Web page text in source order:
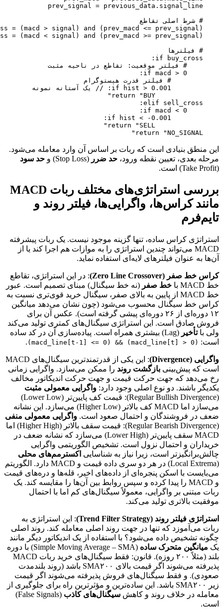
این منطق بنیادی است که ربات بر اساس آن وارد معامله می‌شود.
مرحله بعدی، تعیین نقطه ورود، حد ضرر (Stop Loss) و
حد سود
(Take Profit) است.
بررسی استراتژی‌های مختلف ربات MACD
مانند کراس‌ها، واگرایی‌ها، فیلتر روند و
تایم‌فرم
استراتژی کراس ساده، تنها گزینه موجود نیست. یک ربات پیشرفته
MACD می‌تواند چندین استراتژی را به موازات هم اجرا کند یا از
آن‌ها به عنوان فیلترهای لایه‌ای استفاده نماید.
کراس خط صفر (Zero Line Crossover)
: در این استراتژی، تقاطع
خط MACD با
خط صفر (نه خط سیگنال) مبنای تصمیم است. عبور
خط MACD از پایین به بالای صفر، سیگنال خرید قوی‌تری نسبت به
کراس خط سیگنال محسوب می‌شود (چون نشان می‌دهد میانگین
۱۲ دوره‌ای از ۲۶ دوره‌ای پیشی گرفته است). عکس آن برای
فروش صادق است. این استراتژی سیگنال‌های کمتری تولید می‌کند
ولی باتأخیر
(Lag) بیشتری همراه است. پیاده‌سازی آن در کد ساده
است: (macd_line[t] > 0) && (macd_line[t-1] <= 0)
.
واگرایی (Divergence)
: این یکی از قدرتمندترین سیگنال‌های MACD
است که پیش‌بینی بازگشت روند را ممکن می‌سازد. واگرایی زمانی
رخ می‌دهد که جهت حرکت قیمت و جهت حرکت اندیکاتور مخالف
یکدیگر باشند. دو نوع اصلی وجود دارد: واگرایی معمولی مثبت
(Regular Bullish Divergence): قیمت کف پایین‌تر (Lower Low)
می‌سازد اما MACD کف بالاتر‌ (Higher Low) می‌سازد. این نشانه
ضعف در فروشندگان و احتمال صعود است. واگرایی معمولی منفی
(Regular Bearish Divergence): قیمت سقف بالاتر (Higher High) اما
MACD سقف پایین‌تر (Lower High) می‌سازد که نشانه ضعف در
خریداران و احتمال نزول است. تشخیص الگوریتمی واگرایی
چالش‌برانگیزتر است، زیرا نیاز به شناسایی اکسترمم‌های محلی
(Local Extrema) در هر دو سری داده قیمت و MACD دارد. الگوریتم
می‌بایست با اسکن پنجره‌ای از داده‌های اخیر، قله‌ها و دره‌های قیمت
و MACD را پیدا کرده و سپس روابط بین آن‌ها را مقایسه کند. یک
ربات مبتنی بر واگرایی، معمولاً سیگنال‌های کم اما با احتمال
موفقیت بالاتری تولید می‌کند.
استراتژی فیلتر روند (Trend Filter Strategy)
: این استراتژی به
ربات می‌آموزد که تنها در جهت روند اصلی معامله کند. روند اصلی
چگونه تشخیص داده می‌شود؟ با استفاده از یک اندیکاتور دیگر مانند
یک میانگین متحرک ساده
(Simple Moving Average – SMA) با دوره
بلند (مثلاً ۲۰۰ روزه). قانون: فقط سیگنال‌های خرید ربات MACD
پذیرفته می‌شوند اگر قیمت بالای SMA۲۰۰ باشد (روند بلندمدت
صعودی). و فقط سیگنال‌های فروش پذیرفته می‌شوند اگر قیمت
زیر SMA۲۰۰ باشد. این ساده‌ترین و مؤثرترین راه برای جلوگیری از
معامله در خلاف روند و کاهش سیگنال‌های کاذب
(False Signals)
است.